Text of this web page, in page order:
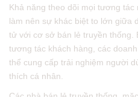
Khả năng theo dõi mọi tương
làm nên sự khác biệt to lớn giữa
tử với cơ sở bán lẻ truyền thống.
tương tác khách hàng, các
thể cung cấp trải nghiệm người
thích cá nhân.